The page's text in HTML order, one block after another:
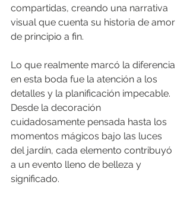
compartidas, creando una narrativa
visual que cuenta su historia de amor
de principio a fin.
Lo que realmente marcó la diferencia
en esta boda fue la atención a los
detalles y la planificación impecable.
Desde la decoración
cuidadosamente pensada hasta los
momentos mágicos bajo las luces
del jardín, cada elemento contribuyó
a un evento lleno de belleza y
significado.